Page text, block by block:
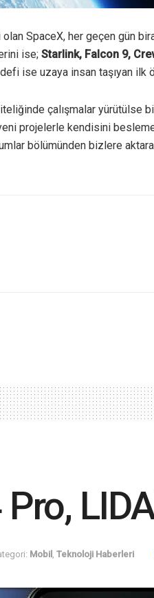
SpaceX, her geçen gün
ise; Starlink, Falcon 9,
ise uzaya insan taşıyan ilk
çalışmalar yürütülse
projelerle kendisini
bölümünden bizlere
Mobil , Teknoloji Haberleri